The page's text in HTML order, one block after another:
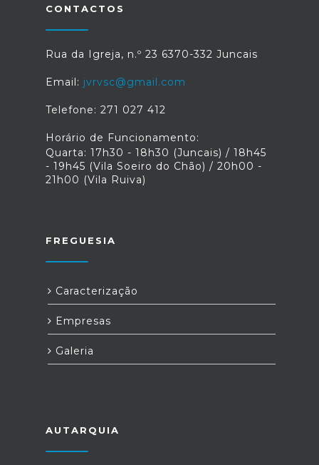
CONTACTOS
Rua da Igreja, n.º 23 6370-332 Juncais
Email: jvrvsc@gmail.com
Telefone: 271 027 412
Horário de Funcionamento:
Quarta: 17h30 - 18h30 (Juncais) / 18h45
- 19h45 (Vila Soeiro do Chão) / 20h00 -
21h00 (Vila Ruiva)
FREGUESIA
Caracterização
Empresas
Galeria
AUTARQUIA